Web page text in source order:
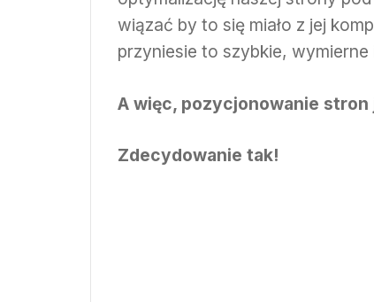
wiązać by to się miało z jej
przyniesie to szybkie,
A więc, pozycjonowanie
Zdecydowanie tak!